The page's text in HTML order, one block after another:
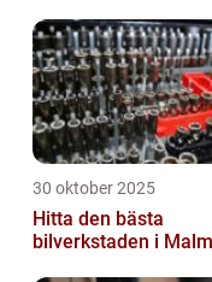
30 oktober 2025
Hitta den bästa
bilverkstaden i